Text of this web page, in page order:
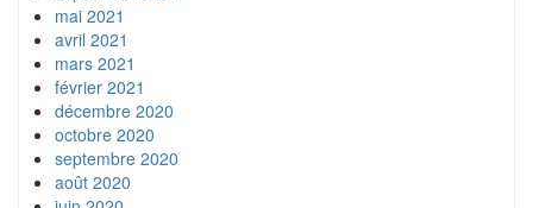
mai 2021
avril 2021
mars 2021
février 2021
décembre 2020
octobre 2020
septembre 2020
août 2020